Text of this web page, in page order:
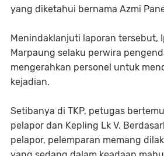
yang diketahui bernama Azmi
Menindaklanjuti laporan tersebut,
Marpaung selaku perwira
mengerahkan personel untuk
kejadian.
Setibanya di TKP, petugas
pelapor dan Kepling Lk V.
pelapor, pelemparan memang